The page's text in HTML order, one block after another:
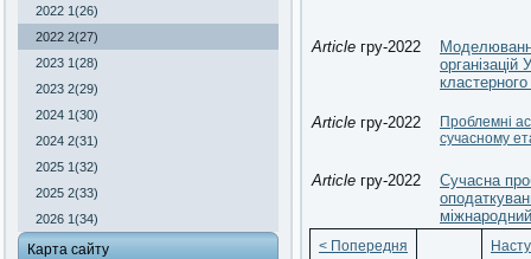
2022 1(26)
2022 2(27)
2023 1(28)
2023 2(29)
2024 1(30)
2024 2(31)
2025 1(32)
2025 2(33)
2026 1(34)
Карта сайту
Article гру-2022
організацій
кластерного
Article гру-2022
Проблемні
сучасному
Article гру-2022
Сучасна
< Попередня